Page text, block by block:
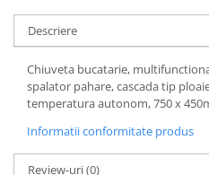
Accesorii fierastraie cu lant
Accesorii fierastraie electrice
Accesorii irigare
Accesorii pompe de apa
Accesorii unelte gradinarit
Articole antidaunatori gradina
Descriere
Chiuveta bucatarie,
spalator pahare, cascada tip
temperatura autonom, 750 x
Informatii conformitate produs
Review-uri(0)